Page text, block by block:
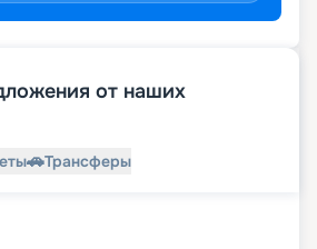
от наших
🚗Трансферы